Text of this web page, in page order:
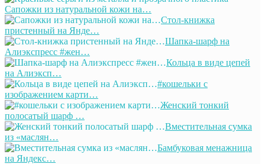
Сапожки из натуральной кожи на…
Стол-книжка
пристенный на Янде…
Шапка-шарф на
Алиэкспресс #жен…
Кольца в виде цепей
на Алиэксп…
#кошельки с
изображением карти…
Женский тонкий
полосатый шарф …
Вместительная сумка
из «маслян…
Бамбуковая менажница
на Яндекс…